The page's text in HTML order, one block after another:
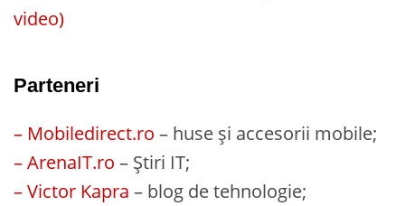
video)
Parteneri
– Mobiledirect.ro – huse și accesorii mobile;
– ArenaIT.ro – Știri IT;
– Victor Kapra – blog de tehnologie;